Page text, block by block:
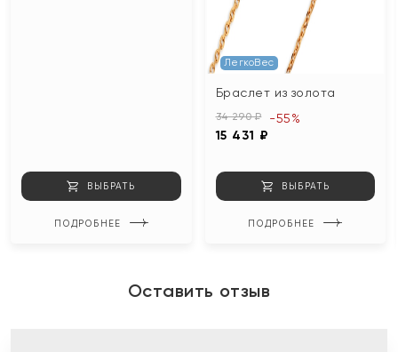
ВЫБРАТЬ
ПОДРОБНЕЕ
ЛегкоВес
Браслет из золота
34 290 ₽
15 431 ₽
-55%
ВЫБРАТЬ
ПОДРОБНЕЕ
Оставить отзыв